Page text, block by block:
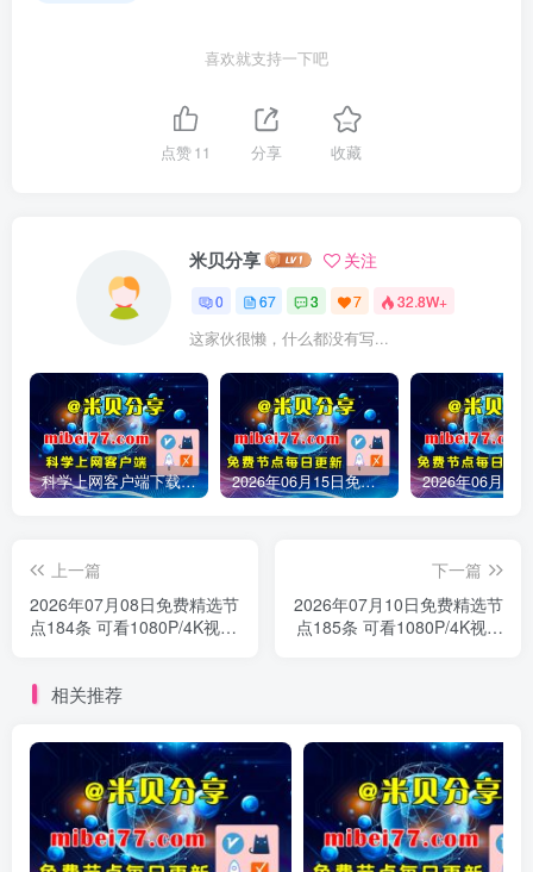
喜欢就支持一下吧
点赞11 分享 收藏
米贝分享 关注
0 67 3 7 32.8W+
这家伙很懒，什么都没有写...
科学上网客户端下载-clash meta/v2rayN/Sing-box/winxray/小火箭/圈X/Shadowrocket/Quantumult X/v2rayNG等客户端下载 2026年06月15日免费精选节点245条 可看1080P/4K视频 v2ray|clash|小火箭订阅链接 手机电脑 科学上网|梯子|翻墙|代理|VPN|外网
上一篇
2026年07月08日免费精选节
点184条 可看1080P/4K视频
墙|代理|VPN|外网
下一篇
2026年07月10日免费精选节
点185条 可看1080P/4K视频
相关推荐